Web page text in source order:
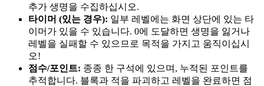
추가 생명을 수집하십시오.
타이머 (있는 경우): 일부 레벨에는 화면 상단에 있는 타
이머가 있을 수 있습니다. 0에 도달하면 생명을 잃거나
레벨을 실패할 수 있으므로 목적을 가지고 움직이십시
오!
점수/포인트: 종종 한 구석에 있으며, 누적된 포인트를
추적합니다. 블록과 적을 파괴하고 레벨을 완료하면 점